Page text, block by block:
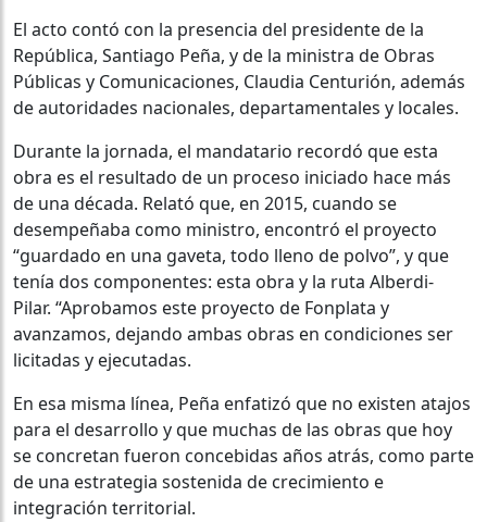
El acto contó con la presencia del presidente de la
República, Santiago Peña, y de la ministra de Obras
Públicas y Comunicaciones, Claudia Centurión, además
de autoridades nacionales, departamentales y locales.
Durante la jornada, el mandatario recordó que esta
obra es el resultado de un proceso iniciado hace más
de una década. Relató que, en 2015, cuando se
desempeñaba como ministro, encontró el proyecto
“guardado en una gaveta, todo lleno de polvo”, y que
tenía dos componentes: esta obra y la ruta Alberdi-
Pilar. “Aprobamos este proyecto de Fonplata y
avanzamos, dejando ambas obras en condiciones ser
licitadas y ejecutadas.
En esa misma línea, Peña enfatizó que no existen atajos
para el desarrollo y que muchas de las obras que hoy
se concretan fueron concebidas años atrás, como parte
de una estrategia sostenida de crecimiento e
integración territorial.